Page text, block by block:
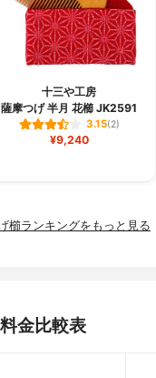
十三や工房
薩摩つげ 半月 花櫛 JK2591
3.15(2)
¥9,240
櫛ランキングをもっと見る
金比較表